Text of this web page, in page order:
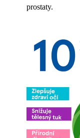
prostaty.